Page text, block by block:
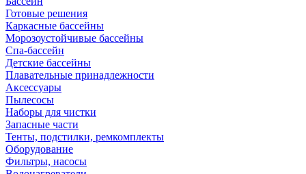
Готовые решения
Каркасные бассейны
Морозоустойчивые бассейны
Спа-бассейн
Детские бассейны
Плавательные принадлежности
Аксессуары
Пылесосы
Наборы для чистки
Запасные части
Тенты, подстилки, ремкомплекты
Оборудование
Фильтры, насосы